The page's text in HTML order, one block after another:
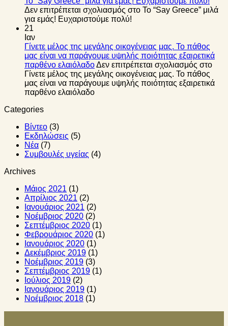
Δεν επιτρέπεται σχολιασμός στο Το “Say Greece” μιλά
για εμάς! Ευχαριστούμε πολύ!
21
Ιαν
Γίνετε μέλος της μεγάλης οικογένειας μας. Το πάθος
μας είναι να παράγουμε υψηλής ποιότητας εξαιρετικά
παρθένο ελαιόλαδοΔεν επιτρέπεται σχολιασμός στο
Γίνετε μέλος της μεγάλης οικογένειας μας. Το πάθος
μας είναι να παράγουμε υψηλής ποιότητας εξαιρετικά
παρθένο ελαιόλαδο
Categories
Βίντεο (3)
Εκδηλώσεις (5)
Νέα (7)
Συμβουλές υγείας (4)
Archives
Μάιος 2021 (1)
Απρίλιος 2021 (2)
Ιανουάριος 2021 (2)
Νοέμβριος 2020 (2)
Σεπτέμβριος 2020 (1)
Φεβρουάριος 2020 (1)
Ιανουάριος 2020 (1)
Δεκέμβριος 2019 (1)
Νοέμβριος 2019 (3)
Σεπτέμβριος 2019 (1)
Ιούλιος 2019 (2)
Ιανουάριος 2019 (1)
Νοέμβριος 2018 (1)